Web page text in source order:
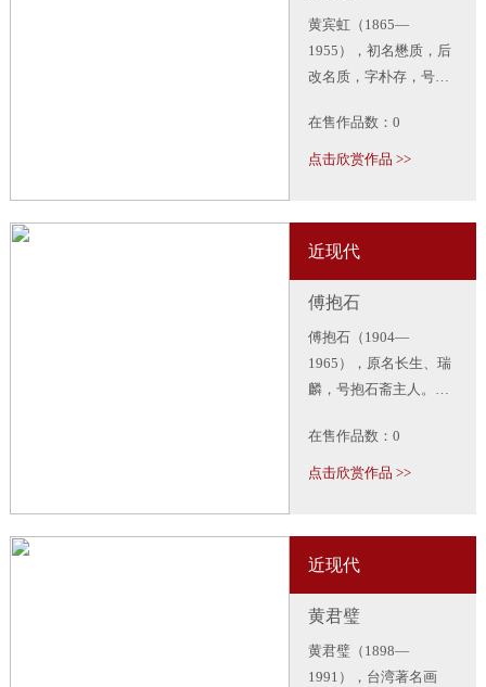
黄宾虹（1865—
1955），初名懋质，后
改名质，字朴存，号宾
家，擅画山水，山水画
一代宗师。也是书法
为“中国人民优秀的画
家”。
在售作品数：0
点击欣赏作品 >>
近现代
傅抱石
傅抱石（1904—
1965），原名长生、瑞
麟，号抱石斋主人。现
表画家。擅画山水，中
年创为“抱石皴”，笔致
具有强烈的时代感。人
物画多作仕女、高士，
形象高古。
在售作品数：0
点击欣赏作品 >>
近现代
黄君璧
黄君璧（1898—
1991），台湾著名画